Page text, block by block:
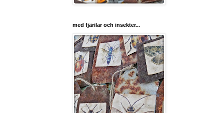
med fjärilar och insekter...